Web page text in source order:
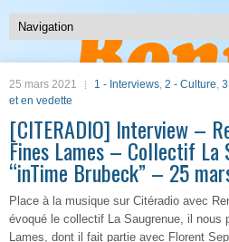
25 mars 2021 1 - Interviews, 2 - Culture,
et en vedette
[CITERADIO] Interview –
Fines Lames – Collectif La
“inTime Brubeck” – 25
Place à la musique sur Citéradio avec
évoqué le collectif La Saugrenue, il nous
Lames, dont il fait partie avec Florent